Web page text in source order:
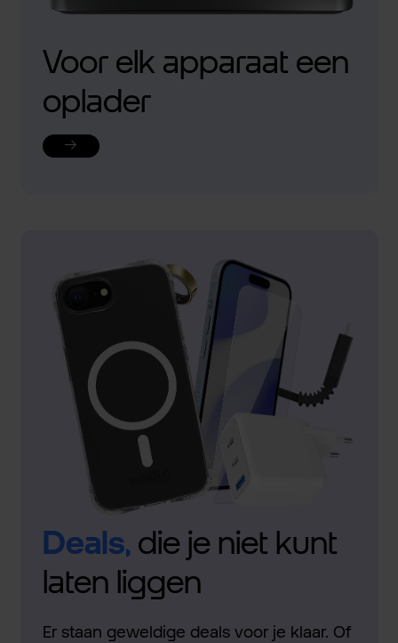
Voor elk apparaat een
oplader
Deals,die je niet kunt
laten liggen
Er staan geweldige deals voor je klaar. Of